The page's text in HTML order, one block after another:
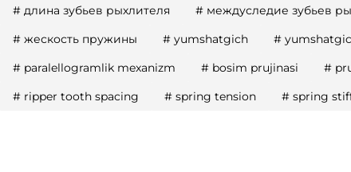
# длина зубьев рыхлителя # междуследие зубьев
# жескость пружины # yumshatgich #
# paralellogramlik mexanizm # bosim prujinasi #
# ripper tooth spacing # spring tension # spring